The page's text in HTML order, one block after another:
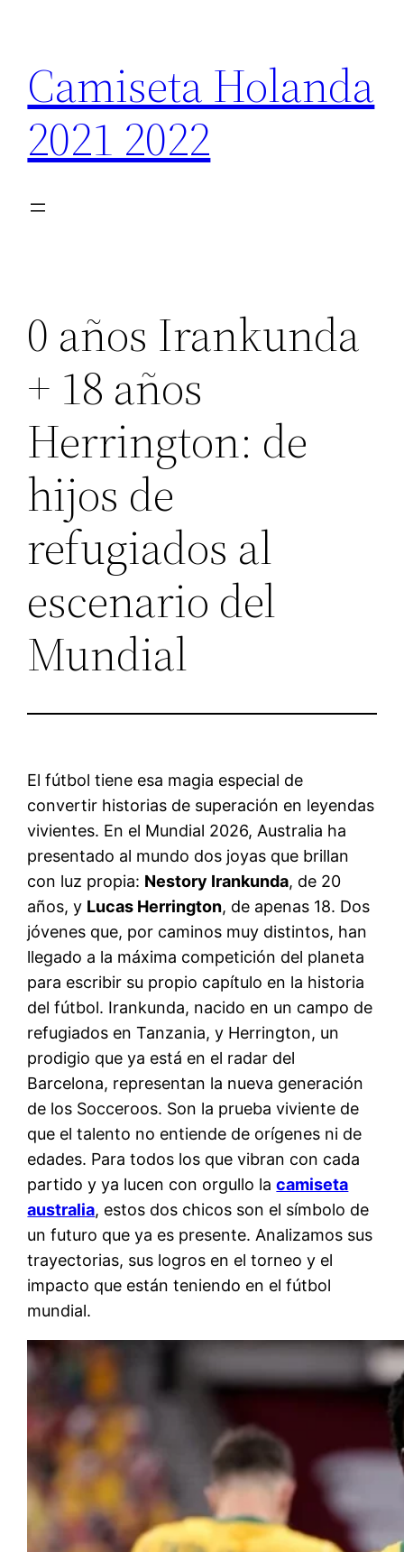
contenido
Camiseta Holanda
2021 2022
0 años Irankunda
+ 18 años
Herrington: de
hijos de
refugiados al
escenario del
Mundial
El fútbol tiene esa magia especial de
convertir historias de superación en leyendas
vivientes. En el Mundial 2026, Australia ha
presentado al mundo dos joyas que brillan
con luz propia: Nestory Irankunda, de 20
años, y Lucas Herrington, de apenas 18. Dos
jóvenes que, por caminos muy distintos, han
llegado a la máxima competición del planeta
para escribir su propio capítulo en la historia
del fútbol. Irankunda, nacido en un campo de
refugiados en Tanzania, y Herrington, un
prodigio que ya está en el radar del
Barcelona, representan la nueva generación
de los Socceroos. Son la prueba viviente de
que el talento no entiende de orígenes ni de
edades. Para todos los que vibran con cada
partido y ya lucen con orgullo lacamiseta
australia, estos dos chicos son el símbolo de
un futuro que ya es presente. Analizamos sus
trayectorias, sus logros en el torneo y el
impacto que están teniendo en el fútbol
mundial.